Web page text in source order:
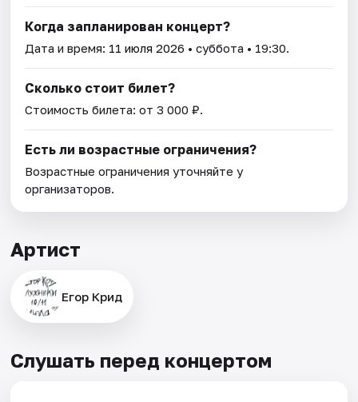
Когда запланирован концерт?
Дата и время: 11 июля 2026 • суббота • 19:30.
Сколько стоит билет?
Стоимость билета: от 3 000 ₽.
Есть ли возрастные ограничения?
Возрастные ограничения уточняйте у
организаторов.
Артист
Егор Крид
Слушать перед концертом